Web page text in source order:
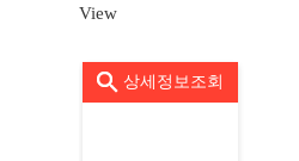
View
상세정보조회